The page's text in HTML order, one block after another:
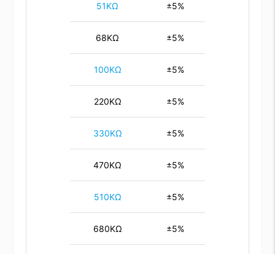
51KΩ ±5%
68KΩ ±5%
100KΩ ±5%
220KΩ ±5%
330KΩ ±5%
470KΩ ±5%
510KΩ ±5%
680KΩ ±5%